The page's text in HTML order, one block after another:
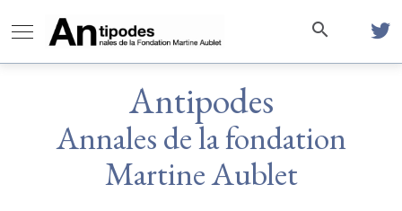
Antipodes
Annales de la fondation
Martine Aublet